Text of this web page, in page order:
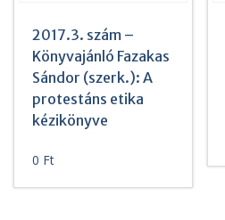
2017.3. szám –
Könyvajánló Fazakas
Sándor (szerk.): A
protestáns etika
kézikönyve
0 Ft